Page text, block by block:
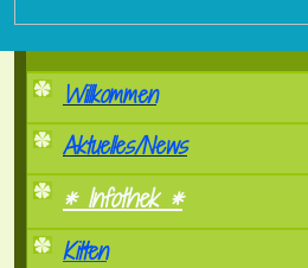
Willkommen
Aktuelles/News
* Infothek *
Kitten